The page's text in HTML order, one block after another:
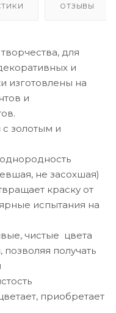
ОТЗЫВЫ
для
и
изготовлены на
и
золотым и
не засохшая)
краску от
испытания на
чистые цвета
получать
приобретает